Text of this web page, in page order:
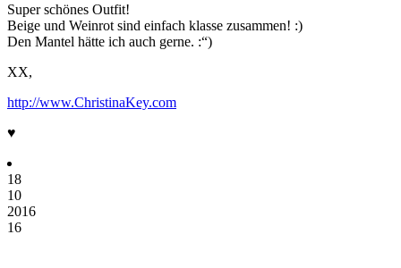
Super schönes Outfit!
Beige und Weinrot sind einfach klasse zusammen! :)
Den Mantel hätte ich auch gerne. :“)
XX,
http://www.ChristinaKey.com
♥
18
10
2016
16